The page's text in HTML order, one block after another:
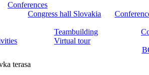
Conferences
Congress hall Slovakia
Teambuilding
Virtual tour